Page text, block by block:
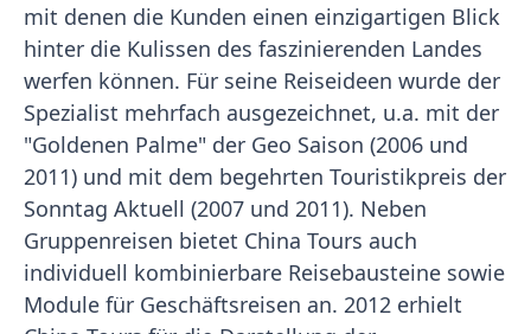
mit denen die Kunden einen einzigartigen Blick
hinter die Kulissen des faszinierenden Landes
werfen können. Für seine Reiseideen wurde der
Spezialist mehrfach ausgezeichnet, u.a. mit der
"Goldenen Palme" der Geo Saison (2006 und
2011) und mit dem begehrten Touristikpreis der
Sonntag Aktuell (2007 und 2011). Neben
Gruppenreisen bietet China Tours auch
individuell kombinierbare Reisebausteine sowie
Module für Geschäftsreisen an. 2012 erhielt